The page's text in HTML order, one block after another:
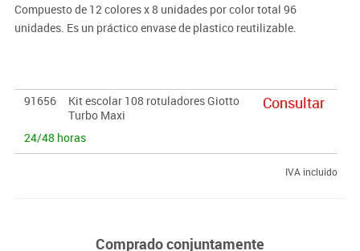
Compuesto de 12 colores x 8 unidades por color total 96
unidades. Es un práctico envase de plastico reutilizable.
91656
Kit escolar 108 rotuladores Giotto
Turbo Maxi
24/48 horas
Consultar
IVA incluido
Comprado conjuntamente